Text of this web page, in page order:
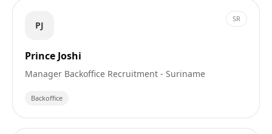
PJ
SR
Prince Joshi
Manager Backoffice Recruitment - Suriname
Backoffice